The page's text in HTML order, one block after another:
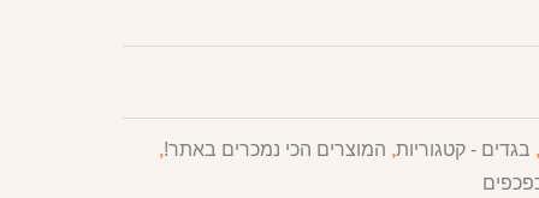
, בגדים - קטגוריות, המוצרים הכי נמכרים באתר!,